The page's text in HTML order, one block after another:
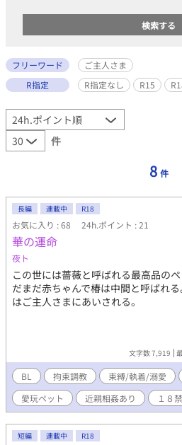
フリーワード
ご主人さま
R指定
R指定なし R15
件
8 件
長編 連載中 R18
お気に入り : 68 24h.ポイント : 21
華の運命
夜ト
この世には薔薇と呼ばれる最高品の
だまだ赤ちゃんで椿は中間と呼ばれ
はご主人さまにあいされる。
文字数 7,919
BL 拘束調教 束縛/執着/溺愛
愛玩ペット
近親相姦あり １８禁
短編 連載中 R18